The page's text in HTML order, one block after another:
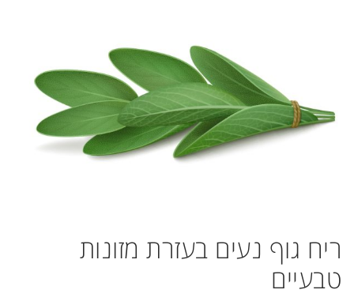
ריח גוף נעים בעזרת מזונות
טבעיים